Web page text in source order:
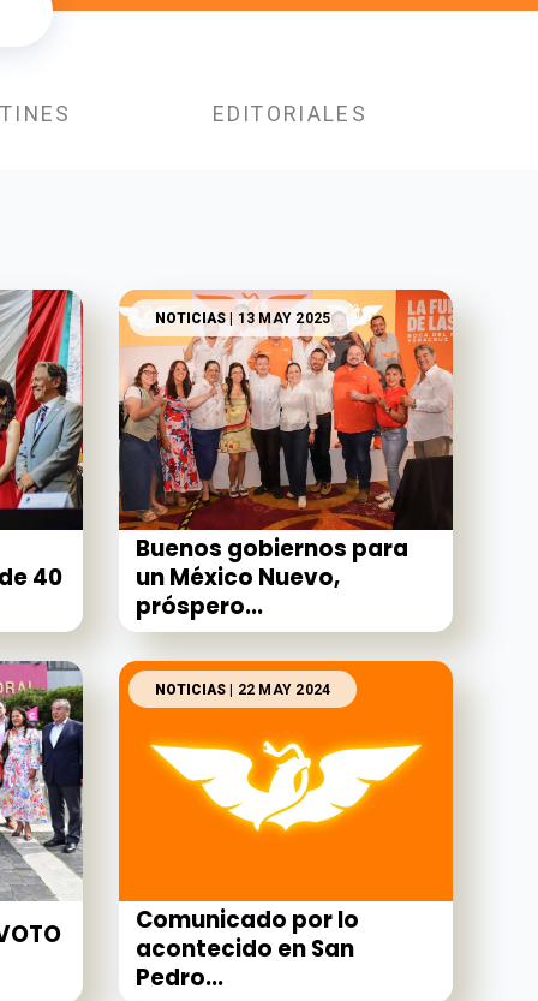
EDITORIALES
40
NOTICIAS| 13 MAY 2025
Buenos gobiernos para
un México Nuevo,
próspero...
NOTICIAS | 22 MAY 2024
Comunicado por lo
acontecido en San
Pedro...